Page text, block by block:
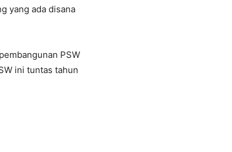
yang ada disana
PSW
ini tuntas tahun